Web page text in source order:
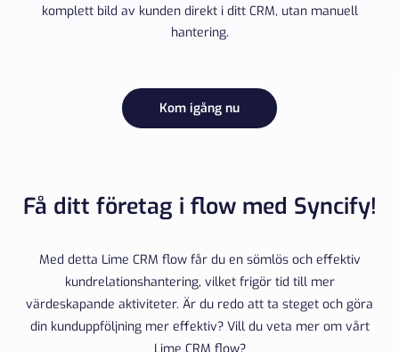
komplett bild av kunden direkt i ditt CRM, utan manuell
hantering.
Kom igång nu
Få ditt företag i flow med Syncify!
Med detta Lime CRM flow får du en sömlös och effektiv
kundrelationshantering, vilket frigör tid till mer
värdeskapande aktiviteter. Är du redo att ta steget och göra
din kunduppföljning mer effektiv? Vill du veta mer om vårt